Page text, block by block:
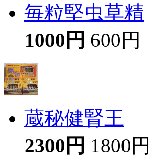
毎粒堅虫草精
1000円 600円
蔵秘健腎王
2300円 1800円